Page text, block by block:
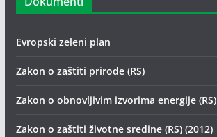
Evropski zeleni plan
Zakon o zaštiti prirode (RS)
Zakon o obnovljivim izvorima energije (RS)
Zakon o zaštiti životne sredine (RS) (2012)